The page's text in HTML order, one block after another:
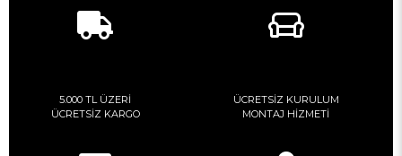
5.000 TL ÜZERİ
ÜCRETSİZ KARGO
ÜCRETSİZ KURULUM
MONTAJ HİZMETİ